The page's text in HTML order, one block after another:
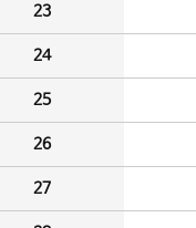
23
24
25
26
27